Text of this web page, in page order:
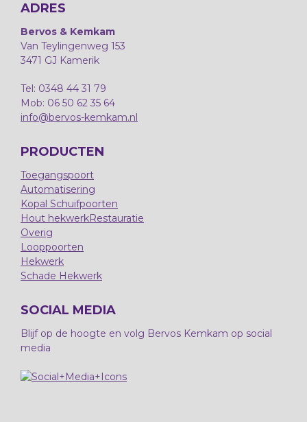
ADRES
Bervos & Kemkam
Van Teylingenweg 153
3471 GJ Kamerik
Tel: 0348 44 31 79
Mob: 06 50 62 35 64
info@bervos-kemkam.nl
PRODUCTEN
Toegangspoort
Automatisering
Kopal Schuifpoorten
Hout hekwerkRestauratie
Overig
Looppoorten
Hekwerk
Schade Hekwerk
SOCIAL MEDIA
Blijf op de hoogte en volg Bervos Kemkam op social
media